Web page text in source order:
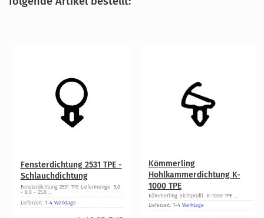
Fensterdichtung 2531 TPE -
Schlauchdichtung
Fensterdichtung 2531 TPE Liefermenge 5,0
- 6,0 - 25,0 ...
Lieferzeit: 1-4 Werktage
Kömmerling
Hohlkammerdichtung K-
1000 TPE
Kömmerling Dichtprofil K-1000 TPE ...
Lieferzeit: 1-4 Werktage